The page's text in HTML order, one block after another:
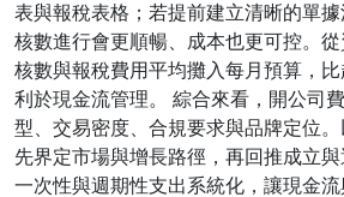
表與報稅表格；若提前建立清晰的單
核數進行會更順暢、成本也更可控。
核數與報稅費用平均攤入每月預算，
利於現金流管理。 綜合來看，開公司
型、交易密度、合規要求與品牌定位
先界定市場與增長路徑，再回推成立
一次性與週期性支出系統化，讓現金